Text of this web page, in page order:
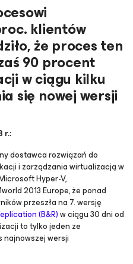
klientów
że proces ten
90 procent
w ciągu kilku
się nowej wersji
r.:
dostawca rozwiązań do
i zarządzania wirtualizacją w
Hyper-V,
2013 Europe, że ponad
przeszła na 7. wersję
(B&R)w ciągu 30 dni od
to tylko jeden ze
najnowszej wersji